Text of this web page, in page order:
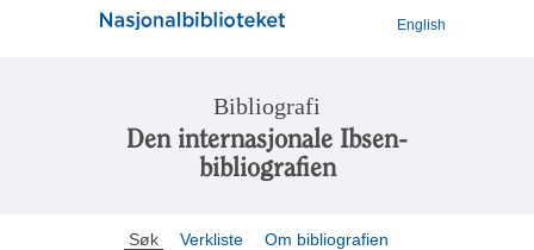
English
Bibliografi
Den internasjonale Ibsen-
bibliografien
Søk Verkliste Om bibliografien